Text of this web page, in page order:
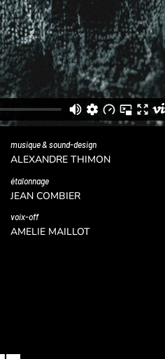
musique & sound-design
ALEXANDRE THIMON
étalonnage
JEAN COMBIER
voix-off
AMELIE MAILLOT